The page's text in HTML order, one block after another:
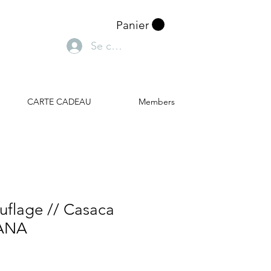
Panier
Se connecter
CARTE CADEAU Members
// Casaca